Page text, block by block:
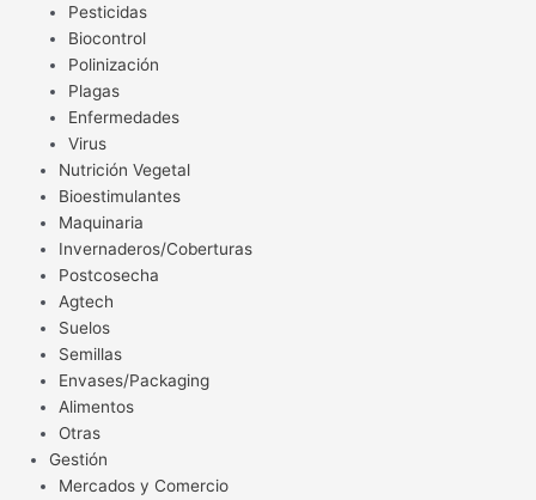
Pesticidas
Biocontrol
Polinización
Plagas
Enfermedades
Virus
Nutrición Vegetal
Bioestimulantes
Maquinaria
Invernaderos/Coberturas
Postcosecha
Agtech
Suelos
Semillas
Envases/Packaging
Alimentos
Otras
Gestión
Mercados y Comercio